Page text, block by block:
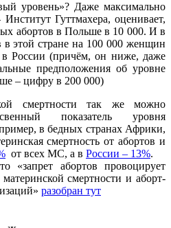
уровень»? Даже максимально
Гуттмахера, оценивает,
абортов в Польше в 10 000. И в
в этой стране на 100 000 женщин
России (причём, он ниже, даже
предположения об уровне
– цифру в 200 000)
смертности так же можно
показатель уровня
в бедных странах Африки,
смертность от абортов и
от всех МС, а в России – 13%.
абортов провоцирует
смертности и аборт-
разобран тут